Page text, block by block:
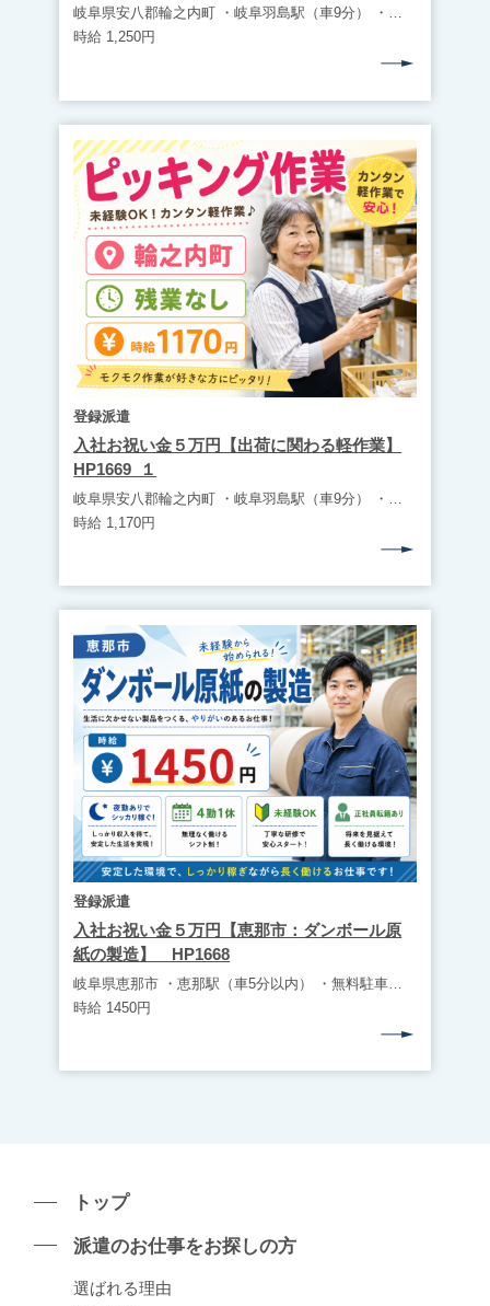
岐阜県安八郡輪之内町 ・岐阜羽島駅（車9分） ・無料駐車場完備（マイカー通勤可） ・道の駅クレール平田から車4分
時給 1,250円
登録派遣
入社お祝い金５万円【出荷に関わる軽作業】
HP1669_１
時給 1,170円
登録派遣
入社お祝い金５万円【恵那市：ダンボール原
紙の製造】 HP1668
時給 1450円
トップ
派遣のお仕事をお探しの⽅
選ばれる理由